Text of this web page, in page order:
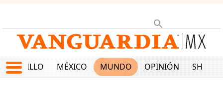
SALTILLO MÉXICO MUNDO OPINIÓN SHOW